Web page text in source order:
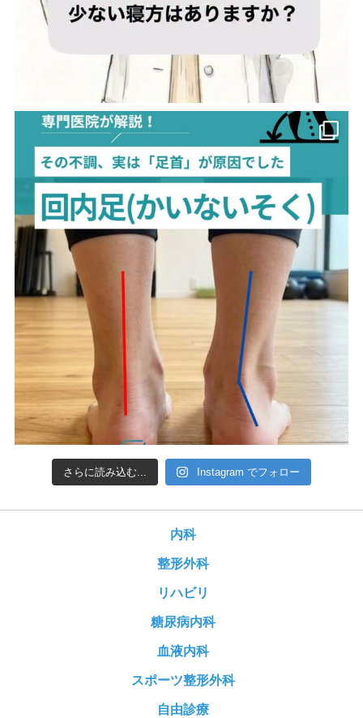
さらに読み込む... Instagram でフォロー
内科
整形外科
リハビリ
糖尿病内科
血液内科
スポーツ整形外科
自由診療